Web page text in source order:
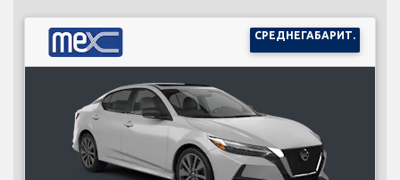
СРЕДНЕГАБАРИТ.